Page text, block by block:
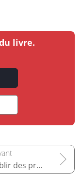
livre.
Établir des prévisions statistiques